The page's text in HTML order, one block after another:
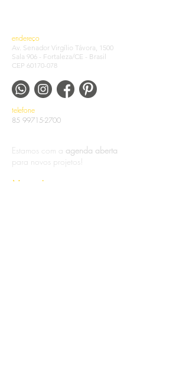
endereço
Av. Senador Virgílio Távora, 1500
Sala 906 - Fortaleza/CE - Brasil
CEP 60170-078
telefone
85 99715-2700
Estamos com a agenda aberta
para novos projetos!
Nome